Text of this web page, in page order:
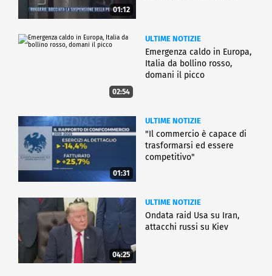
01:12
02:54
ULTIME NOTIZIE
Emergenza caldo in Europa,
Italia da bollino rosso,
domani il picco
01:31
ULTIME NOTIZIE
"Il commercio è capace di
trasformarsi ed essere
competitivo"
04:25
ULTIME NOTIZIE
Ondata raid Usa su Iran,
attacchi russi su Kiev